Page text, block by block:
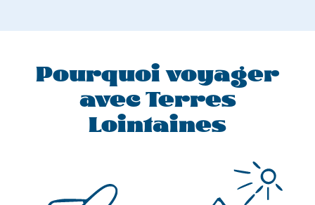
Pourquoi voyager
avec Terres
Lointaines